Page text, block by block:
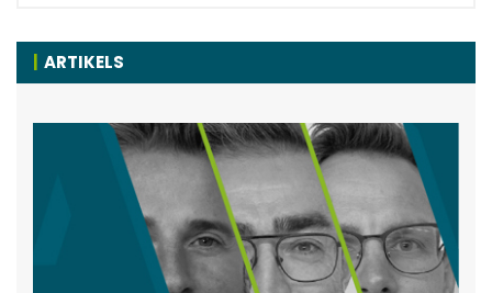
ARTIKELS